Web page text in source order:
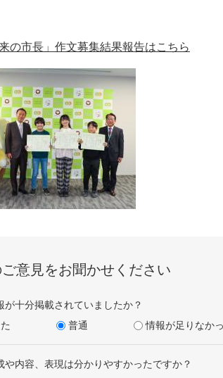
の市長」作文募集結果報告はこちら
意見をお聞かせください
が十分掲載されていましたか？
普通 情報が足りなか
や内容、表現は分かりやすかったですか？